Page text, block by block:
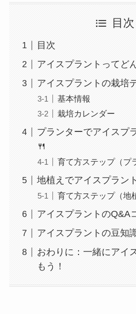
目次
目次
アイスプラントってど
アイスプラントの栽培
基本情報
栽培カレンダー
プランターでアイスプ
🍴
育て方ステップ（プ
地植えでアイスプラン
育て方ステップ（地
アイスプラントのQ&A
アイスプラントの豆知
おわりに：一緒にアイ
もう！